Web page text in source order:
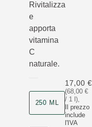
Rivitalizza
e
apporta
vitamina
C
naturale.
250 ML
(68,00 €
/ 1 l),
Il prezzo
include
l'IVA
17,00 €